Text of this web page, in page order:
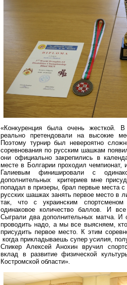
«Конкуренция была очень жесткой.
реально претендовали на высокие
Поэтому турнир был невероятно
соревнования по русским шашкам
они официально закрепились в
месте в Болгарии проходил
Галиевым финишировали с
дополнительных критериев мне
попадал в призеры, брал первые места
русских шашках занять первое место в
так, что с украинским
одинаковое количество баллов. И
Сыграли два дополнительных матча. И
проводить надо, а мы все выясняем,
присудить первое место. К этим
когда прикладываешь супер усилия,
Спикер Алексей Анохин вручил
вклад в развитие физической
Костромской области».